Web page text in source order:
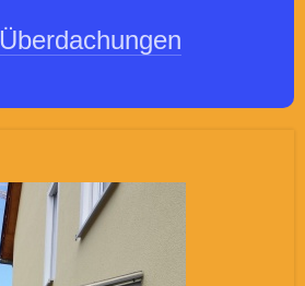
Überdachungen